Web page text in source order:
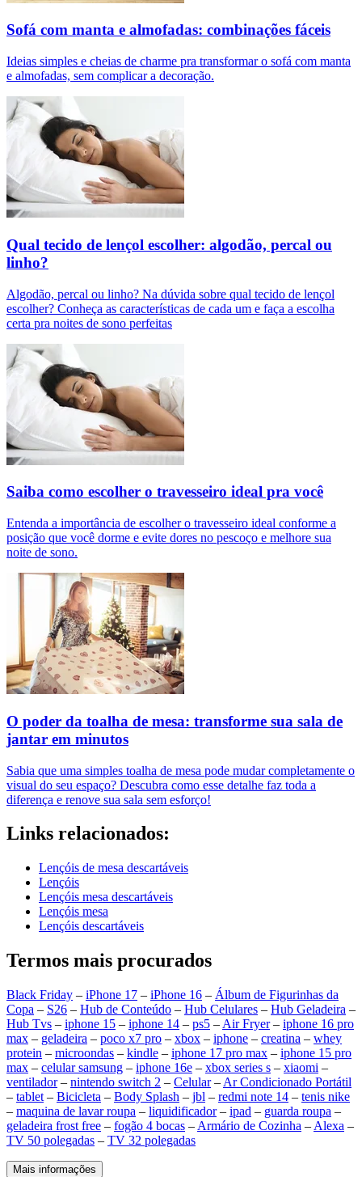
Sofá com manta e almofadas: combinações fáceis
Ideias simples e cheias de charme pra transformar o sofá com manta
e almofadas, sem complicar a decoração.
Qual tecido de lençol escolher: algodão, percal ou
linho?
Algodão, percal ou linho? Na dúvida sobre qual tecido de lençol
escolher? Conheça as características de cada um e faça a escolha
certa pra noites de sono perfeitas
Saiba como escolher o travesseiro ideal pra você
Entenda a importância de escolher o travesseiro ideal conforme a
posição que você dorme e evite dores no pescoço e melhore sua
noite de sono.
O poder da toalha de mesa: transforme sua sala de
jantar em minutos
Sabia que uma simples toalha de mesa pode mudar completamente o
visual do seu espaço? Descubra como esse detalhe faz toda a
diferença e renove sua sala sem esforço!
Links relacionados:
Lençóis de mesa descartáveis
Lençóis
Lençóis mesa descartáveis
Lençóis mesa
Lençóis descartáveis
Termos mais procurados
Black Friday – iPhone 17 – iPhone 16 – Álbum de Figurinhas da
Copa – S26 – Hub de Conteúdo – Hub Celulares – Hub Geladeira –
Hub Tvs – iphone 15 – iphone 14 – ps5 – Air Fryer– iphone 16 pro
max – geladeira – poco x7 pro – xbox – iphone – creatina – whey
protein – microondas – kindle – iphone 17 pro max – iphone 15 pro
max – celular samsung – iphone 16e – xbox series s – xiaomi –
ventilador– nintendo switch 2 – Celular– Ar Condicionado Portátil
– tablet – Bicicleta – Body Splash – jbl – redmi note 14 – tenis nike
– maquina de lavar roupa – liquidificador– ipad – guarda roupa –
geladeira frost free – fogão 4 bocas – Armário de Cozinha – Alexa –
TV 50 polegadas – TV 32 polegadas
Mais informações